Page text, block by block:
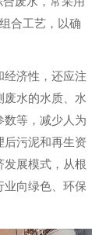
合工艺，以确
经济性，还应注
废水的水质、水
数等，减少人为
后污泥和再生资
发展模式，从根
业向绿色、环保